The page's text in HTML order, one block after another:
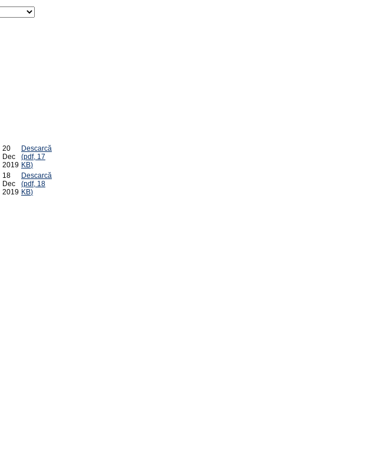
20
Dec
2019
Descarcă
(pdf, 17
KB)
18
Dec
2019
Descarcă
(pdf, 18
KB)